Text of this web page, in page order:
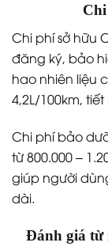
Chi phí sở hữu
đăng ký, bảo
hao nhiên liệu
4,2L/100km,
Chi phí bảo
từ 800.000 –
giúp người
dài.
Đánh giá từ